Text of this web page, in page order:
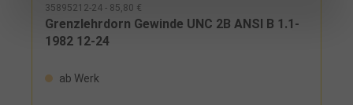
35895212-24 - 85,80 €
Grenzlehrdorn Gewinde UNC 2B ANSI B 1.1-
1982 12-24
ab Werk